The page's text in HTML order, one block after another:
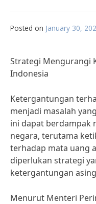
Posted on January 30,
Strategi Mengurangi
Indonesia
Ketergantungan
menjadi masalah
ini dapat berdampak
negara, terutama
terhadap mata uang
diperlukan strategi
ketergantungan
Menurut Menteri